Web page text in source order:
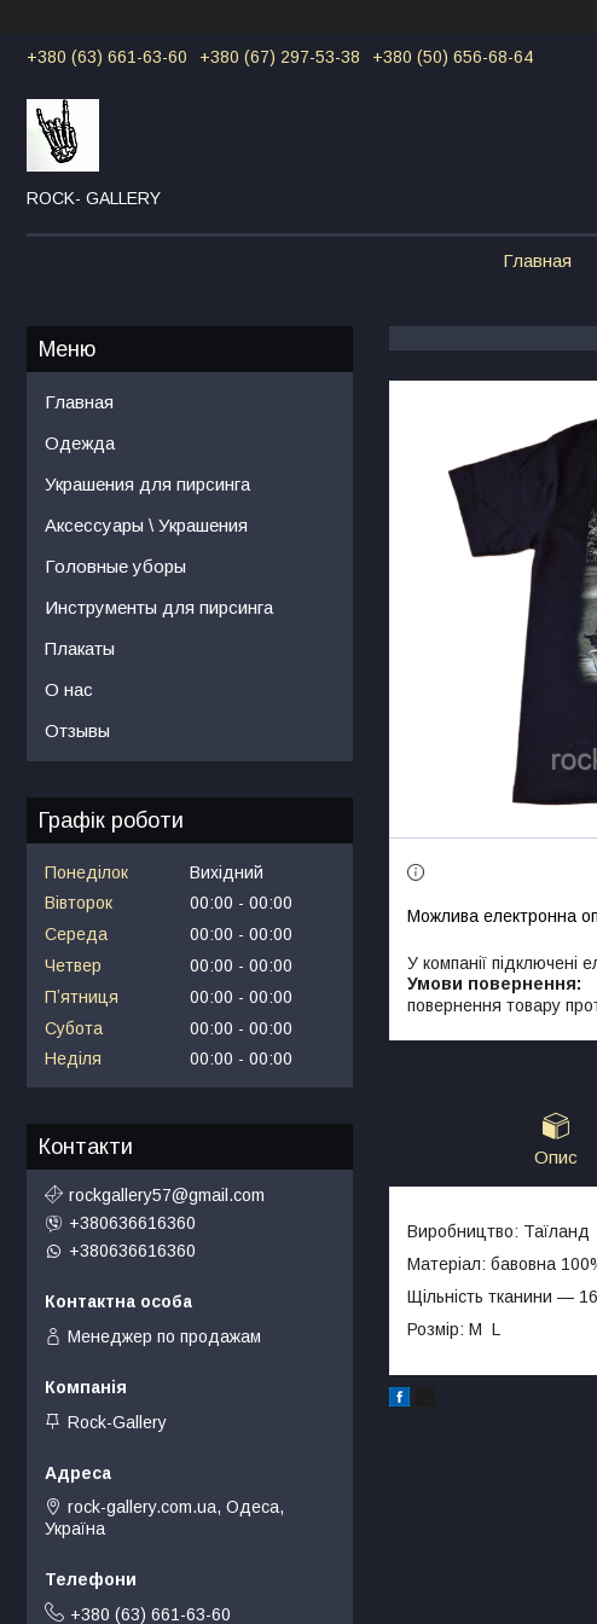
+380 (63) 661-63-60 +380 (67) 297-53-38 +380 (50) 656-68-64
ROCK- GALLERY
Главная
У компанії підключені
повернення товару
Опис
Виробництво: Таїланд
Матеріал: бавовна
Щільність тканини —
Розмір: M L
Главная
Одежда
Украшения для пирсинга
Аксессуары \ Украшения
Головные уборы
Инструменты для пирсинга
Плакаты
О нас
Отзывы
Графік роботи
Понеділок
Вихідний
Вівторок
00:00
00:00
Середа
00:00
00:00
Четвер
00:00
00:00
Пʼятниця
00:00
00:00
Субота
00:00
00:00
Неділя
00:00 00:00
Контакти
rockgallery57@gmail.com
+380636616360
+380636616360
Менеджер по продажам
Rock-Gallery
rock-gallery.com.ua, Одеса,
Україна
+380 (63) 661-63-60